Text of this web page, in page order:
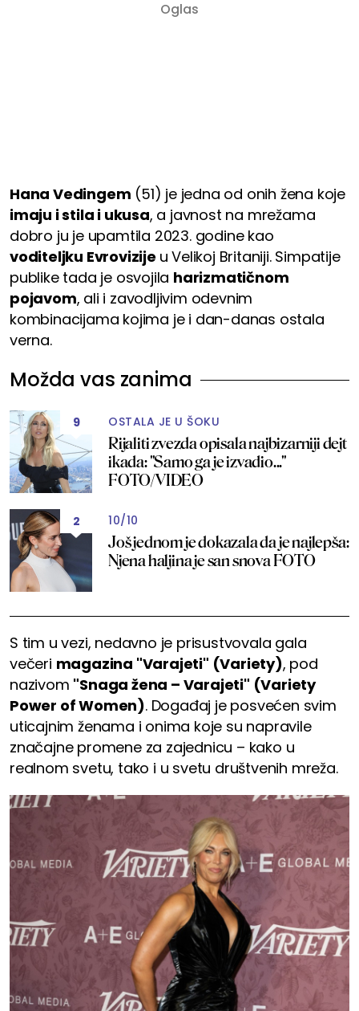
Hana Vedingem (51) je jedna od onih žena koje
imaju i stila i ukusa, a javnost na mrežama
dobro ju je upamtila 2023. godine kao
voditeljku Evrovizije u Velikoj Britaniji. Simpatije
publike tada je osvojila harizmatičnom
pojavom, ali i zavodljivim odevnim
kombinacijama kojima je i dan-danas ostala
verna.
Možda vas zanima
9 OSTALA JE U ŠOKU
Rijaliti zvezda opisala najbizarniji dejt
ikada: "Samo ga je izvadio..."
FOTO/VIDEO
2 10/10
Još jednom je dokazala da je najlepša:
Njena haljina je san snova FOTO
S tim u vezi, nedavno je prisustvovala gala
večeri magazina "Varajeti" (Variety), pod
nazivom "Snaga žena – Varajeti" (Variety
Power of Women). Događaj je posvećen svim
uticajnim ženama i onima koje su napravile
značajne promene za zajednicu – kako u
realnom svetu, tako i u svetu društvenih mreža.